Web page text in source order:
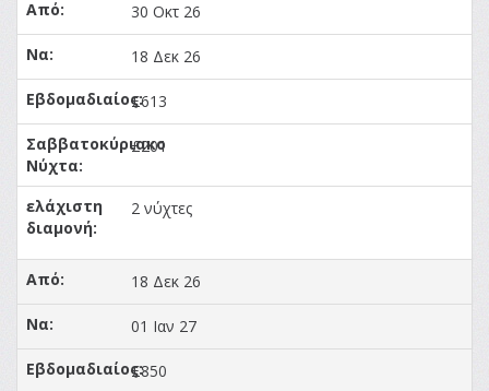
30 Οκτ 26
18 Δεκ 26
£613
£201
2 νύχτες
18 Δεκ 26
01 Ιαν 27
£850